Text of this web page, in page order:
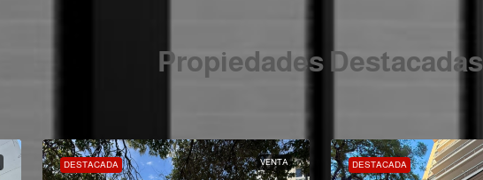
Propiedades Destacadas
DESTACADA VENTA DESTACADA